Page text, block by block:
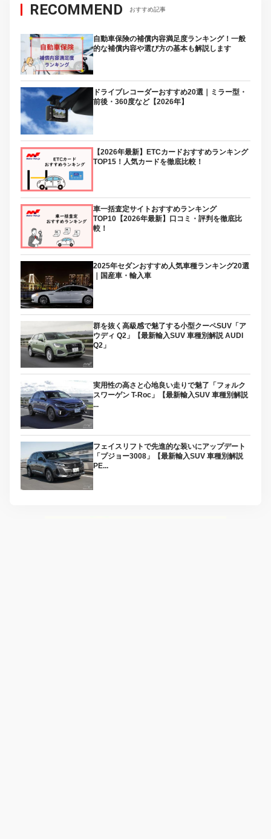
RECOMMEND おすすめ記事
自動車保険の補償内容満足度ランキング！一般
的な補償内容や選び方の基本も解説します
ドライブレコーダーおすすめ20選｜ミラー型・
前後・360度など【2026年】
【2026年最新】ETCカードおすすめランキング
TOP15！人気カードを徹底比較！
車一括査定サイトおすすめランキング
TOP10【2026年最新】口コミ・評判を徹底比
較！
2025年セダンおすすめ人気車種ランキング20選
｜国産車・輸入車
群を抜く高級感で魅了する小型クーペSUV「ア
ウディ Q2」【最新輸入SUV 車種別解説 AUDI
Q2」
実用性の高さと心地良い走りで魅了「フォルク
スワーゲン T-Roc」【最新輸入SUV 車種別解説
...
フェイスリフトで先進的な装いにアップデート
「プジョー3008」【最新輸入SUV 車種別解説
PE...